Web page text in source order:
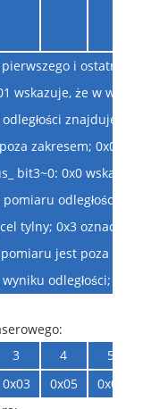
i
wskazuje, że w
znajduje się
zakresem; 0x05
bit3~0: 0x0
odległości
tylny; 0x3 oznacza,
jest poza
odległości;
3 4
5
0x03 0x05
0x08